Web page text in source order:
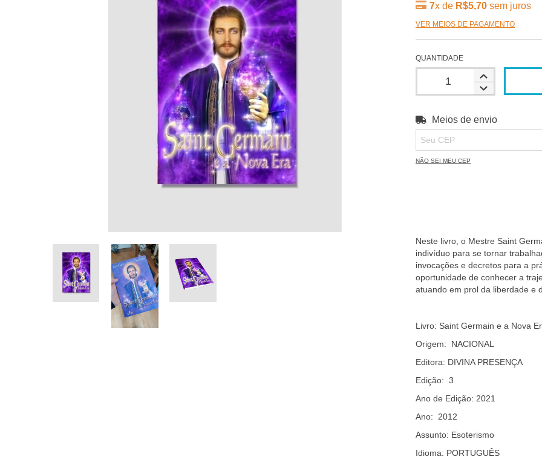
7x de R$5,70 sem juros
VER MEIOS DE PAGAMENTO
QUANTIDADE
Entregas para o CEP:
Meios de envio
NÃO SEI MEU CEP
Neste livro, o Mestre Saint
indivíduo para se tornar
invocações e decretos para a
oportunidade de conhecer a
atuando em prol da liberdade e
Livro: Saint Germain e a Nova
Origem: NACIONAL
Editora: DIVINA PRESENÇA
Edição: 3
Ano de Edição: 2021
Ano: 2012
Assunto: Esoterismo
Idioma: PORTUGUÊS